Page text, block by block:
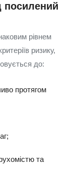
посилений
рівнем
ризику,
до:
протягом
та